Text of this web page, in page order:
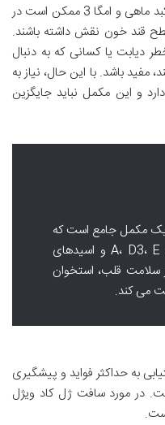
برخی مطالعات نشان داده اند که روغن کبد ماهی و امگا 3 ممکن است در
قند خون نقش داشته باشند.
دیابت یا کسانی که به دنبال
باشد. با این حال، نیاز به
و این مکمل نباید جایگزین
ویژل 1000 دانا یک مکمل جامع است که
با تامین ویتامین های حیاتی A، D3، E و اسیدهای
از سلامت قلب، استخوان
می کند.
به حداکثر فواید و پیشگیری
در مورد سافت ژل کاد ویژل